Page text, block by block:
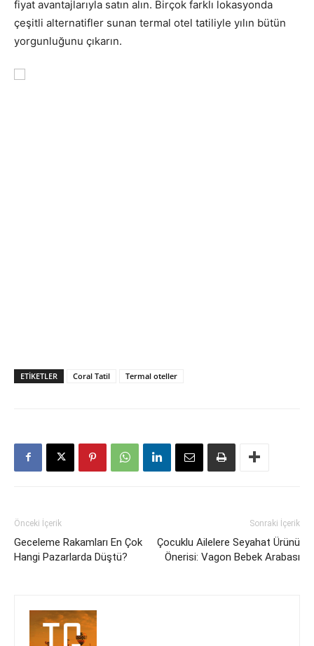
fiyat avantajlarıyla satın alın. Birçok farklı lokasyonda
çeşitli alternatifler sunan termal otel tatiliyle yılın bütün
yorgunluğunu çıkarın.
ETIKETLER Coral Tatil Termal oteller
Önceki İçerik
Geceleme Rakamları En Çok
Hangi Pazarlarda Düştü?
Sonraki İçerik
Çocuklu Ailelere Seyahat Ürünü
Önerisi: Vagon Bebek Arabası